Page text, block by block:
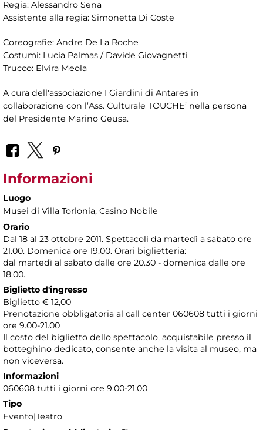
Regia: Alessandro Sena
Assistente alla regia: Simonetta Di Coste
Coreografie: Andre De La Roche
Costumi: Lucia Palmas / Davide Giovagnetti
Trucco: Elvira Meola
A cura dell'associazione I Giardini di Antares in
collaborazione con l’Ass. Culturale TOUCHE’ nella persona
del Presidente Marino Geusa.
Informazioni
Luogo
Musei di Villa Torlonia, Casino Nobile
Orario
Dal 18 al 23 ottobre 2011. Spettacoli da martedì a sabato ore
21.00. Domenica ore 19.00. Orari biglietteria:
dal martedì al sabato dalle ore 20.30 - domenica dalle ore
18.00.
Biglietto d'ingresso
Biglietto € 12,00
Prenotazione obbligatoria al call center 060608 tutti i giorni
ore 9.00-21.00
Il costo del biglietto dello spettacolo, acquistabile presso il
botteghino dedicato, consente anche la visita al museo, ma
non viceversa.
Informazioni
060608 tutti i giorni ore 9.00-21.00
Tipo
Evento|Teatro